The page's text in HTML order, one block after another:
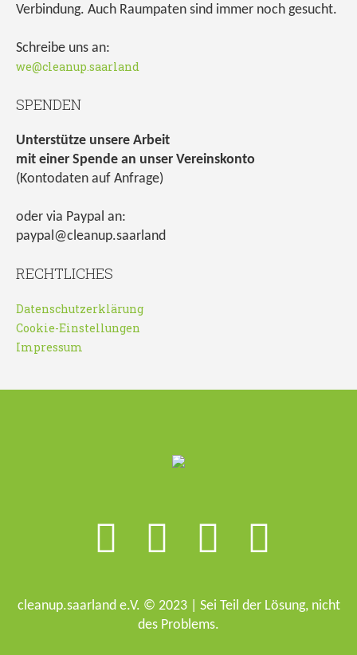
Verbindung. Auch Raumpaten sind immer noch gesucht.
Schreibe uns an:
we@cleanup.saarland
SPENDEN
Unterstütze unsere Arbeit
mit einer Spende an unser Vereinskonto
(Kontodaten auf Anfrage)
oder via Paypal an:
paypal@cleanup.saarland
RECHTLICHES
Datenschutzerklärung
Cookie-Einstellungen
Impressum
cleanup.saarland e.V. © 2023 | Sei Teil der Lösung, nicht
des Problems.